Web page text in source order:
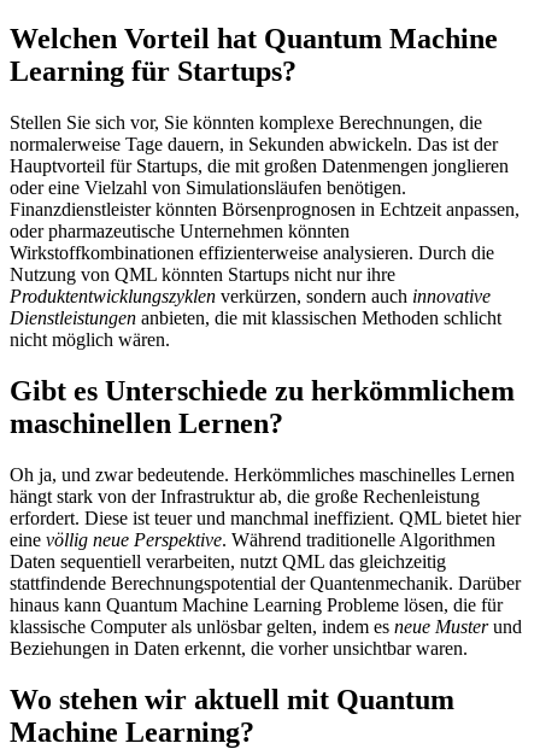
Welchen Vorteil hat Quantum Machine
Learning für Startups?
Stellen Sie sich vor, Sie könnten komplexe Berechnungen, die
normalerweise Tage dauern, in Sekunden abwickeln. Das ist der
Hauptvorteil für Startups, die mit großen Datenmengen jonglieren
oder eine Vielzahl von Simulationsläufen benötigen.
Finanzdienstleister könnten Börsenprognosen in Echtzeit anpassen,
oder pharmazeutische Unternehmen könnten
Wirkstoffkombinationen effizienterweise analysieren. Durch die
Nutzung von QML könnten Startups nicht nur ihre
Produktentwicklungszyklen verkürzen, sondern auch innovative
Dienstleistungen anbieten, die mit klassischen Methoden schlicht
nicht möglich wären.
Gibt es Unterschiede zu herkömmlichem
maschinellen Lernen?
Oh ja, und zwar bedeutende. Herkömmliches maschinelles Lernen
hängt stark von der Infrastruktur ab, die große Rechenleistung
erfordert. Diese ist teuer und manchmal ineffizient. QML bietet hier
eine völlig neue Perspektive. Während traditionelle Algorithmen
Daten sequentiell verarbeiten, nutzt QML das gleichzeitig
stattfindende Berechnungspotential der Quantenmechanik. Darüber
hinaus kann Quantum Machine Learning Probleme lösen, die für
klassische Computer als unlösbar gelten, indem es neue Musterund
Beziehungen in Daten erkennt, die vorher unsichtbar waren.
Wo stehen wir aktuell mit Quantum
Machine Learning?